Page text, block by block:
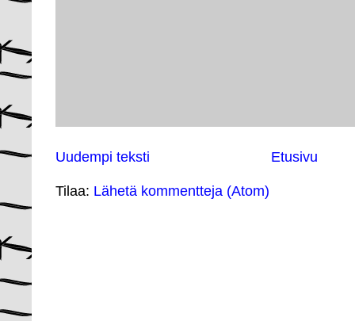
Uudempi teksti Etusivu
Tilaa: Lähetä kommentteja (Atom)